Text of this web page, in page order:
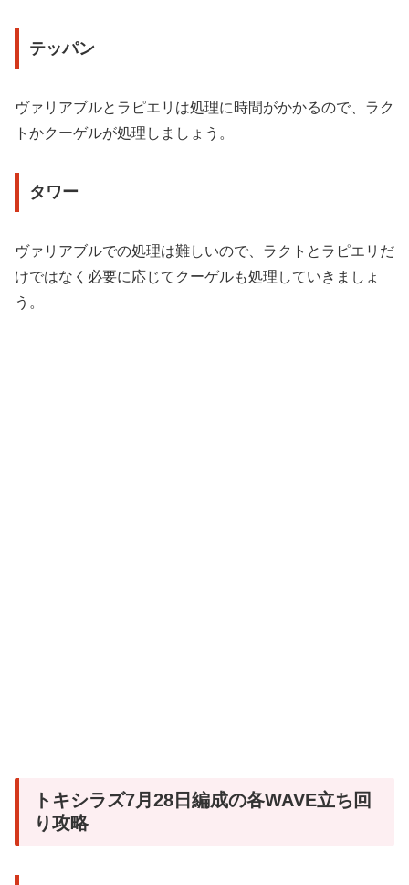
テッパン
ヴァリアブルとラピエリは処理に時間がかかるので、ラク
トかクーゲルが処理しましょう。
タワー
ヴァリアブルでの処理は難しいので、ラクトとラピエリだ
けではなく必要に応じてクーゲルも処理していきましょ
う。
トキシラズ7月28日編成の各WAVE立ち回
り攻略